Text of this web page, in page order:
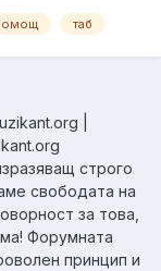
таб
|
строго
свободата на
за това,
Форумната
принцип и